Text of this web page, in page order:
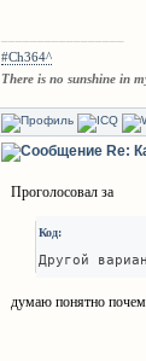
#Ch364^
There is no sunshine in
Re:
Проголосовал за
Код:
Другой
думаю понятно